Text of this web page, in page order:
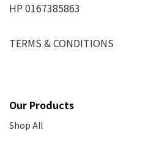
HP 0167385863
TERMS & CONDITIONS
Our Products
Shop All